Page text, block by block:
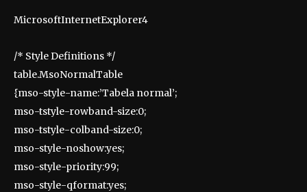
MicrosoftInternetExplorer4
/* Style Definitions */
table.MsoNormalTable
{mso-style-name:’Tabela normal’;
mso-tstyle-rowband-size:0;
mso-tstyle-colband-size:0;
mso-style-noshow:yes;
mso-style-priority:99;
mso-style-qformat:yes;